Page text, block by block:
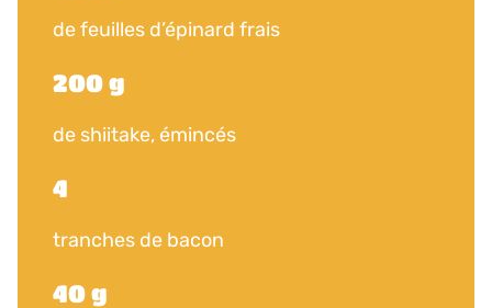
de feuilles d’épinard frais
200 g
de shiitake, émincés
4
tranches de bacon
40 g